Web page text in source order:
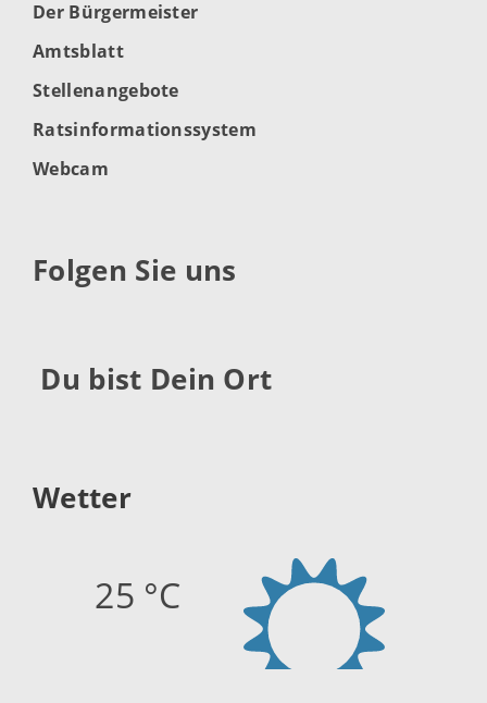
Der Bürgermeister
Amtsblatt
Stellenangebote
Ratsinformationssystem
Webcam
Folgen Sie uns
Du bist Dein Ort
Wetter
25 °C